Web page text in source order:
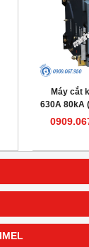
Máy cắt
630A 80kA